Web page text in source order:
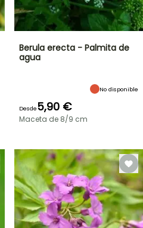
BULBOS
DE
PRIMAVERA
Berula erecta - Palmita de
agua
No disponible
Desde5,90 €
Maceta de 8/9 cm